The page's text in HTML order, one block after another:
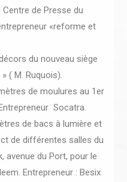
de Presse du
«reforme et
du nouveau siège
( M. Ruquois).
de moulures au 1er
Socatra.
de bacs à lumière et
de différentes salles du
avenue du Port, pour le
Entrepreneur : Besix